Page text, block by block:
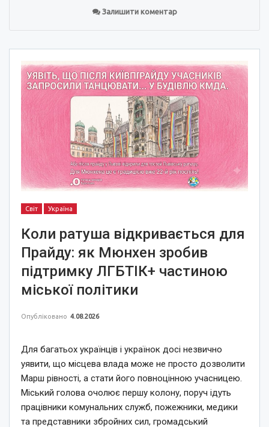
Залишити коментар
Світ Україна
Коли ратуша відкривається для
Прайду: як Мюнхен зробив
підтримку ЛГБТІК+ частиною
міської політики
Опубліковано 4.08.2026
Для багатьох українців і українок досі незвично
уявити, що місцева влада може не просто дозволити
Марш рівності, а стати його повноцінною учасницею.
Міський голова очолює першу колону, поруч ідуть
працівники комунальних служб, пожежники, медики
та представники збройних сил, громадський